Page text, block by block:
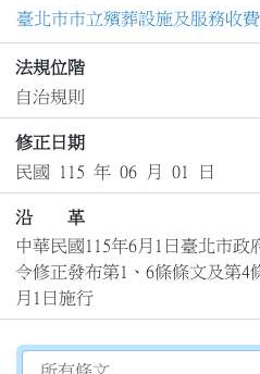
臺北市市立殯葬設施及服務收
法規位階
自治規則
修正日期
民國 115 年 06 月 01 日
沿 革
中華民國115年6月1日臺北市政
令修正發布第1、6條條文及第4
月1日施行
切換選擇法規資訊內容